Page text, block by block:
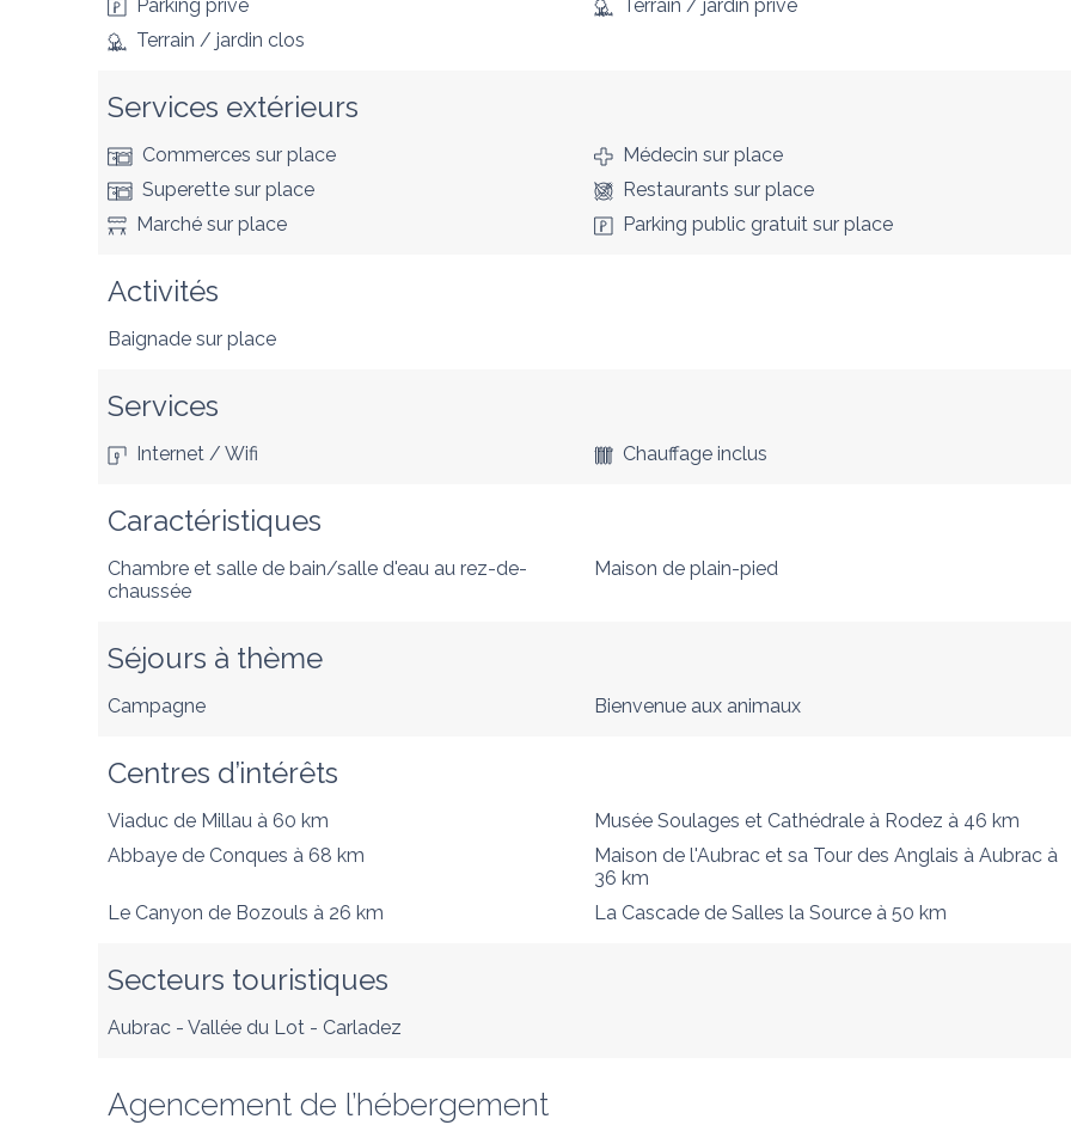
Parking privé
Terrain / jardin privé
Terrain / jardin clos
Services extérieurs
Commerces sur place Médecin sur place
Superette sur place Restaurants sur place
Marché sur place Parking public gratuitsur place
Activités
Baignade sur place
Services
Internet / Wifi Chauffage inclus
Caractéristiques
Chambre et salle de bain/salle d'eau au rez-de-
chaussée
Maison de plain-pied
Séjours à thème
Campagne Bienvenue aux animaux
Centres d’intérêts
Viaduc de Millau à 60 km Musée Soulages et Cathédrale à Rodez à 46 km
Abbaye de Conques à 68 km Maison de l'Aubrac et sa Tour des Anglais à Aubracà
36 km
Le Canyon de Bozouls à 26 km La Cascade de Salles la Sourceà 50 km
Secteurs touristiques
Aubrac - Vallée du Lot - Carladez
Agencement de l’hébergement